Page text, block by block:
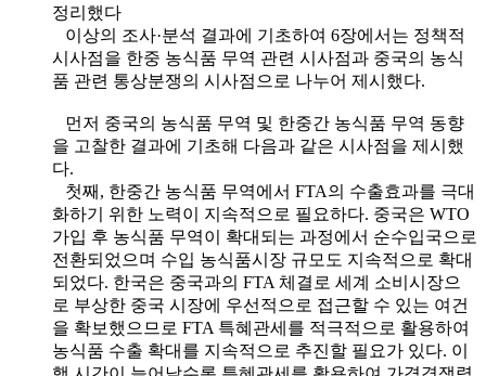
정리했다
이상의 조사·분석 결과에 기초하여 6장에서는 정책적
시사점을 한중 농식품 무역 관련 시사점과 중국의 농식
품 관련 통상분쟁의 시사점으로 나누어 제시했다.
먼저 중국의 농식품 무역 및 한중간 농식품 무역 동향
을 고찰한 결과에 기초해 다음과 같은 시사점을 제시했
다.
첫째, 한중간 농식품 무역에서 FTA의 수출효과를 극대
화하기 위한 노력이 지속적으로 필요하다. 중국은 WTO
가입 후 농식품 무역이 확대되는 과정에서 순수입국으로
전환되었으며 수입 농식품시장 규모도 지속적으로 확대
되었다. 한국은 중국과의 FTA 체결로 세계 소비시장으
로 부상한 중국 시장에 우선적으로 접근할 수 있는 여건
을 확보했으므로 FTA 특혜관세를 적극적으로 활용하여
농식품 수출 확대를 지속적으로 추진할 필요가 있다. 이